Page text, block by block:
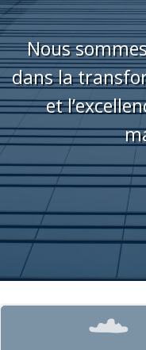
Nous
dans la
et